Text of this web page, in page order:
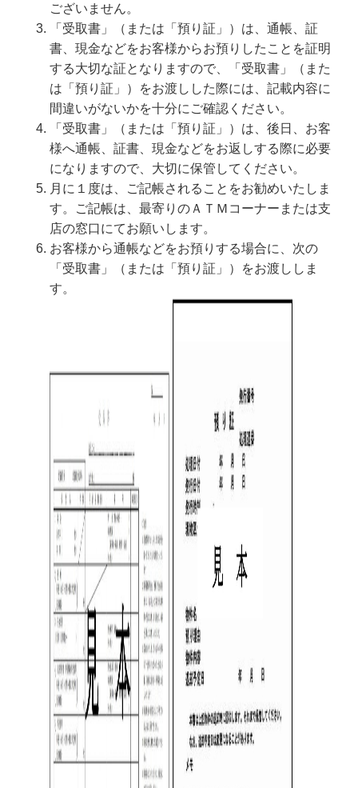
ございません。
「受取書」（または「預り証」）は、通帳、証
書、現金などをお客様からお預りしたことを証明
する大切な証となりますので、「受取書」（また
は「預り証」）をお渡しした際には、記載内容に
間違いがないかを十分にご確認ください。
「受取書」（または「預り証」）は、後日、お客
様へ通帳、証書、現金などをお返しする際に必要
になりますので、大切に保管してください。
月に１度は、ご記帳されることをお勧めいたしま
す。ご記帳は、最寄りのＡＴＭコーナーまたは支
店の窓口にてお願いします。
お客様から通帳などをお預りする場合に、次の
「受取書」（または「預り証」）をお渡ししま
す。